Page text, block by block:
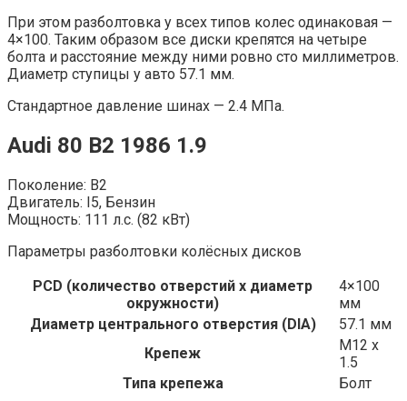
При этом разболтовка у всех типов колес одинаковая —
4×100. Таким образом все диски крепятся на четыре
болта и расстояние между ними ровно сто миллиметров.
Диаметр ступицы у авто 57.1 мм.
Стандартное давление шинах — 2.4 МПа.
Audi 80 B2 1986 1.9
Поколение: B2
Двигатель: I5, Бензин
Мощность: 111 л.с. (82 кВт)
Параметры разболтовки колёсных дисков
PCD (количество отверстий x диаметр
окружности)
4×100
мм
Диаметр центрального отверстия (DIA)
57.1 мм
Крепеж
M12 x
1.5
Типа крепежа
Болт